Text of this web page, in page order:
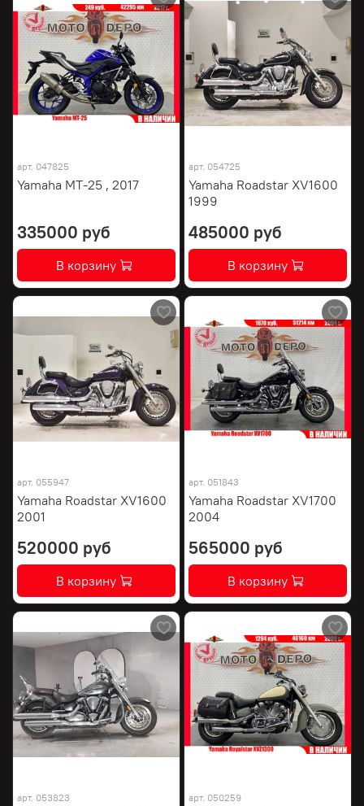
арт. 047825
Yamaha MT-25 , 2017
335000 руб
В корзину
арт. 054725
Yamaha Roadstar XV1600
1999
485000 руб
В корзину
арт. 055947
Yamaha Roadstar XV1600
2001
520000 руб
В корзину
арт. 051843
Yamaha Roadstar XV1700
2004
565000 руб
В корзину
арт. 053823 арт. 050259